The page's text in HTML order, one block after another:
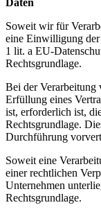
Soweit wir für
eine Einwilligung der
1 lit. a EU-
Rechtsgrundlage.
Bei der Verarbeitung
Erfüllung eines
ist, erforderlich ist,
Rechtsgrundlage.
Durchführung
Soweit eine
einer rechtlichen
Unternehmen
Rechtsgrundlage.